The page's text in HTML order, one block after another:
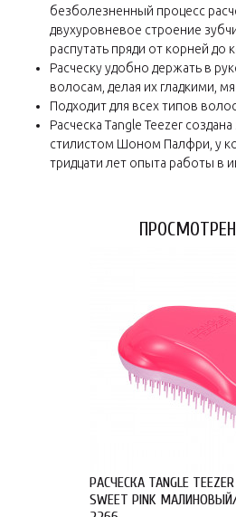
безболезненный процесс
двухуровневое строение
распутать пряди от корней до
Расческу удобно держать в
волосам, делая их гладкими,
Подходит для всех типов
Расческа Tangle Teezer
стилистом Шоном Палфри, у
тридцати лет опыта работы в
РАСЧЕСКА TANGLE TEEZER
SWEET PINK